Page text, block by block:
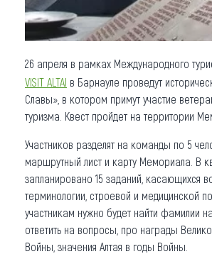
Другие рубрики
26 апреля в рамках Международного
VISIT ALTAI в Барнауле проведут
Славы», в котором примут участие
туризма. Квест пройдет на территории
Участников разделят на команды по 5
маршрутный лист и карту Мемориала. В
запланировано 15 заданий, касающихся
терминологии, строевой и медицинской
участникам нужно будет найти фамилии
ответить на вопросы, про награды
Войны, значения Алтая в годы Войны.